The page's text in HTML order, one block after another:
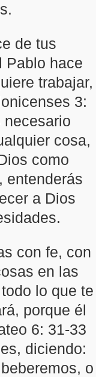
de tus
Pablo hace
trabajar,
3:
necesario
cosa,
como
entenderás
a Dios
con fe, con
en las
lo que te
porque él
6: 31-33
diciendo:
o